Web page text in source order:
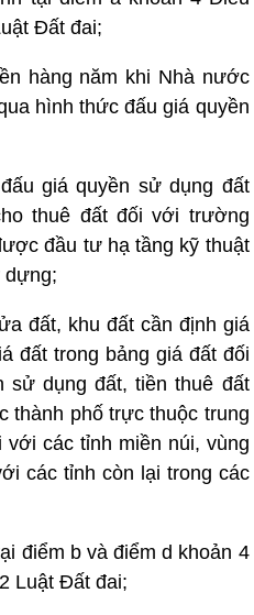
Đất đai;
hàng năm khi Nhà nước
hình thức đấu giá quyền
giá quyền sử dụng đất
thuê đất đối với trường
đầu tư hạ tầng kỹ thuật
dựng;
đất, khu đất cần định giá
đất trong bảng giá đất đối
sử dụng đất, tiền thuê đất
thành phố trực thuộc trung
các tỉnh miền núi, vùng
các tỉnh còn lại trong các
điểm b và điểm d khoản 4
Luật Đất đai;